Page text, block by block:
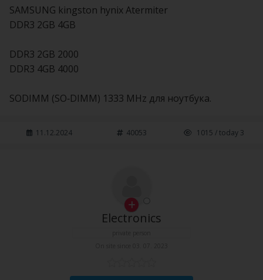
SAMSUNG kingston hynix Atermiter
DDR3 2GB 4GB
DDR3 2GB 2000
DDR3 4GB 4000
SODIMM (SO-DIMM) 1333 MHz для ноутбука.
11.12.2024 40053 1015 / today 3
Electronics